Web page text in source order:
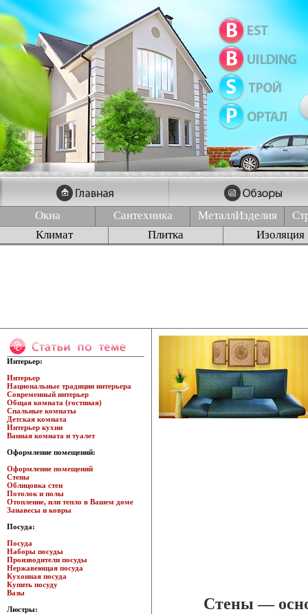
Окна Сантехника МеталлИзделия
Климат
Плитка Изоляция
Интерьер:
Интерьер
Национальные традиции интерьера
Современный интерьер
Общая комната (гостиная)
Спальные комнаты
Детская комната
Интерьер кухни
Ванная комната и туалет
Оформление помещений:
Оформление помещений
Стены
Облицовка стен
Потолок и полы
Отопление, или тепло в Вашем доме
Занавесы и ковры
Посуда:
Посуда
Наборы посуды
Производители посуды
Нержавеющая посуда
Кухонная посуда
Купить посуду
Вазы
Люстры:
Стены —